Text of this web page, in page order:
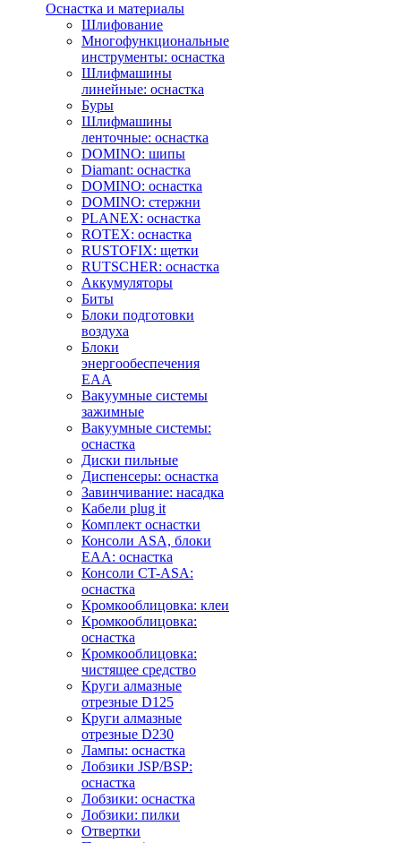
Оснастка и материалы
Шлифование
Многофункциональные
инструменты: оснастка
Шлифмашины
линейные: оснастка
Буры
Шлифмашины
ленточные: оснастка
DOMINO: шипы
Diamant: оснастка
DOMINO: оснастка
DOMINO: стержни
PLANEX: оснастка
ROTEX: оснастка
RUSTOFIX: щетки
RUTSCHER: оснастка
Аккумуляторы
Биты
Блоки подготовки
воздуха
Блоки
энергообеспечения
EAA
Вакуумные системы
зажимные
Вакуумные системы:
оснастка
Диски пильные
Диспенсеры: оснастка
Завинчивание: насадка
Кабели plug it
Комплект оснастки
Консоли ASA, блоки
EAA: оснастка
Консоли CT-ASA:
оснастка
Кромкооблицовка: клеи
Кромкооблицовка:
оснастка
Кромкооблицовка:
чистящее средство
Круги алмазные
отрезные D125
Круги алмазные
отрезные D230
Лампы: оснастка
Лобзики JSP/BSP:
оснастка
Лобзики: оснастка
Лобзики: пилки
Отвертки